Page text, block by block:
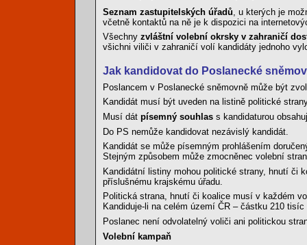
Seznam zastupitelských úřadů , u kterých je
včetně kontaktů na ně je k dispozici na
Všechny zvláštní volební okrsky v zahraničí
všichni viliči v zahraničí volí kandidáty jednoho
Jak kandidovat do Poslanecké
Poslancem v Poslanecké sněmovně může být
Kandidát musí být uveden na listině politické
Musí dát písemný souhlas s kandidaturou
Do PS nemůže kandidovat nezávislý kandidát.
Kandidát se může písemným prohlášením
Stejným způsobem může zmocněnec volební
Kandidátní listiny mohou politické strany, hnutí či
příslušnému krajskému úřadu.
Politická strana, hnutí či koalice musí v každém
Kandiduje-li na celém území ČR – částku 210 tisíc
Poslanec není odvolatelný voliči ani politickou
Volební kampaň